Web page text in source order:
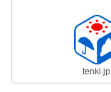
tenki.jp